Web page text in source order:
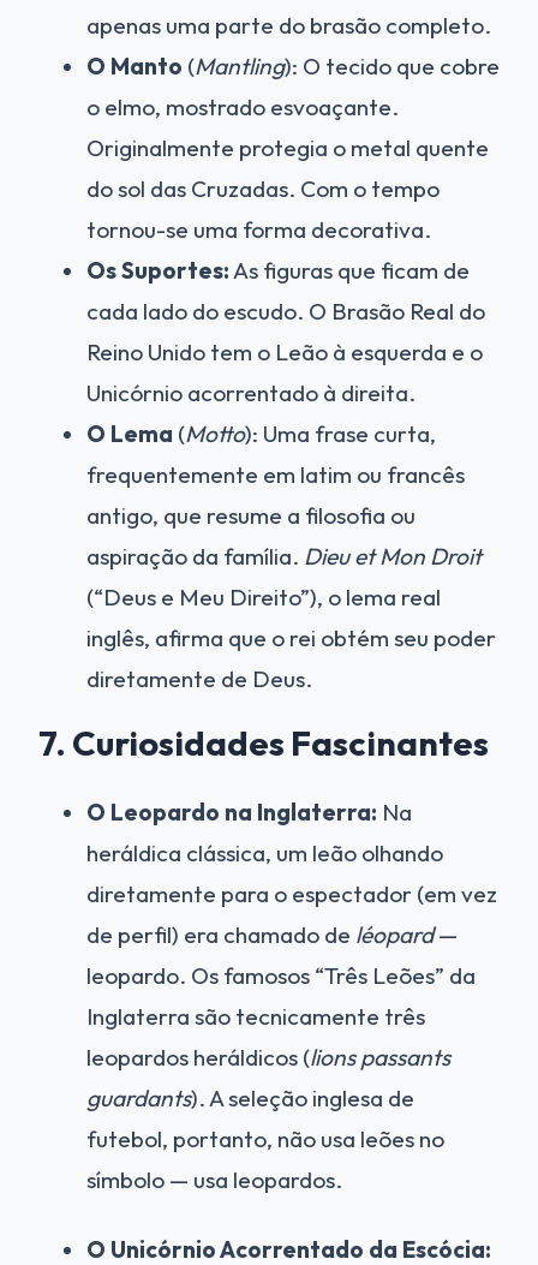
apenas uma parte do brasão completo.
O Manto (Mantling): O tecido que cobre
o elmo, mostrado esvoaçante.
Originalmente protegia o metal quente
do sol das Cruzadas. Com o tempo
tornou-se uma forma decorativa.
Os Suportes: As figuras que ficam de
cada lado do escudo. O Brasão Real do
Reino Unido tem o Leão à esquerda e o
Unicórnio acorrentado à direita.
O Lema (Motto): Uma frase curta,
frequentemente em latim ou francês
antigo, que resume a filosofia ou
aspiração da família. Dieu et Mon Droit
(“Deus e Meu Direito”), o lema real
inglês, afirma que o rei obtém seu poder
diretamente de Deus.
7. Curiosidades Fascinantes
O Leopardo na Inglaterra: Na
heráldica clássica, um leão olhando
diretamente para o espectador (em vez
de perfil) era chamado de léopard—
leopardo. Os famosos “Três Leões” da
Inglaterra são tecnicamente três
leopardos heráldicos (lions passants
guardants). A seleção inglesa de
futebol, portanto, não usa leões no
símbolo — usa leopardos.
O Unicórnio Acorrentado da Escócia: